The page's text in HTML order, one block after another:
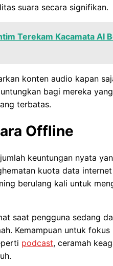
suara secara signifikan.
Terekam Kacamata AI
konten audio kapan
bagi mereka
terbatas.
Offline
keuntungan nyata
kuota data
berulang kali untuk
saat pengguna sedang
Kemampuan untuk fokus
podcast, ceramah